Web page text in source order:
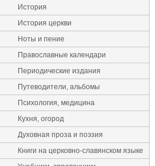
История
История церкви
Ноты и пение
Православные календари
Периодические издания
Путеводители, альбомы
Психология, медицина
Кухня, огород
Духовная проза и поэзия
Книги на церковно-славянском языке